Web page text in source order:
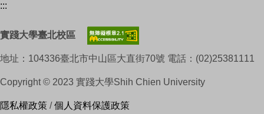
:::
實踐大學臺北校區
地址：104336臺北市中山區大直街70號 電話：(02)25381111
Copyright © 2023 實踐大學Shih Chien University
隱私權政策 /個人資料保護政策